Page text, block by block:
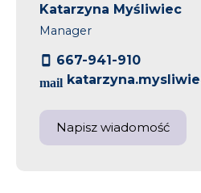
Katarzyna Myśliwiec
Manager
667-941-910
Napisz wiadomość